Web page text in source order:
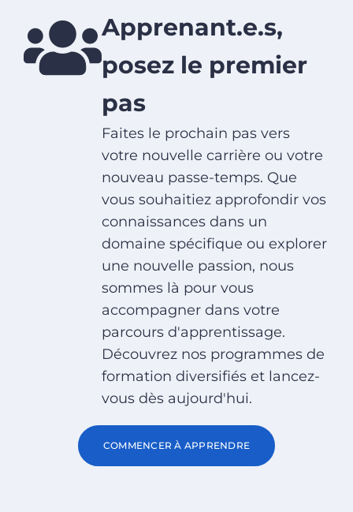
Apprenant.e.s,
posez le premier
pas
Faites le prochain pas vers
votre nouvelle carrière ou votre
nouveau passe-temps. Que
vous souhaitiez approfondir vos
connaissances dans un
domaine spécifique ou explorer
une nouvelle passion, nous
sommes là pour vous
accompagner dans votre
parcours d'apprentissage.
Découvrez nos programmes de
formation diversifiés et lancez-
vous dès aujourd'hui.
COMMENCER À APPRENDRE